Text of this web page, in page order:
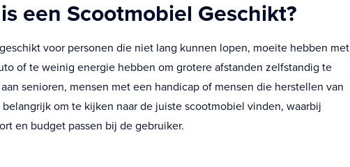
een Scootmobiel Geschikt?
voor personen die niet lang kunnen lopen, moeite hebben met
of te weinig energie hebben om grotere afstanden zelfstandig te
senioren, mensen met een handicap of mensen die herstellen van
om te kijken naar de juiste scootmobiel vinden, waarbij
en budget passen bij de gebruiker.